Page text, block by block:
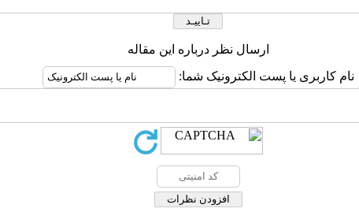
ارسال نظر درباره این مقاله
نام کاربری یا پست الکترونیک شما: